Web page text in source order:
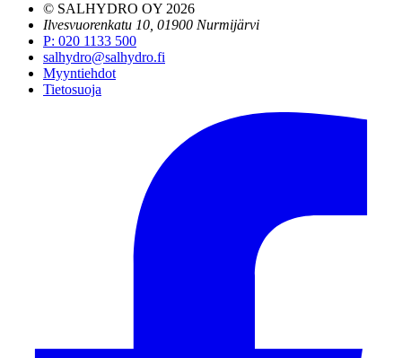
© SALHYDRO OY 2026
Ilvesvuorenkatu 10, 01900 Nurmijärvi
P: 020 1133 500
salhydro@salhydro.fi
Myyntiehdot
Tietosuoja